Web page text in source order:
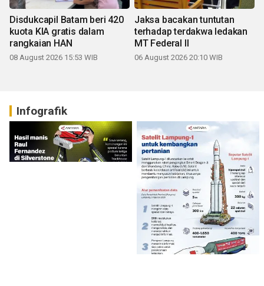
Disdukcapil Batam beri 420
kuota KIA gratis dalam
rangkaian HAN
08 August 2026 15:53 WIB
Jaksa bacakan tuntutan
terhadap terdakwa ledakan
MT Federal II
06 August 2026 20:10 WIB
Infografik